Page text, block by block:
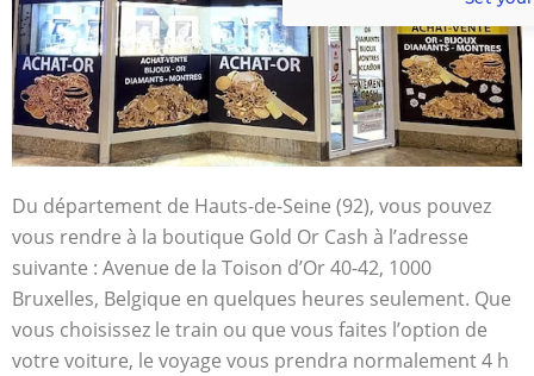
Du département de Hauts-de-Seine (92), vous pouvez
vous rendre à la boutique Gold Or Cash à l’adresse
suivante : Avenue de la Toison d’Or 40-42, 1000
Bruxelles, Belgique en quelques heures seulement. Que
vous choisissez le train ou que vous faites l’option de
votre voiture, le voyage vous prendra normalement 4 h